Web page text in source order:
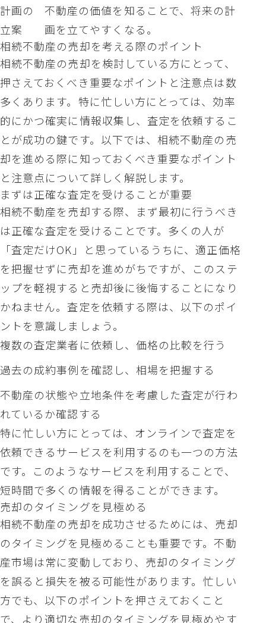
計画の
立案
不動産の価値を知ることで、将来の計
画を立てやすくなる。
相続不動産の売却を考える際のポイント
相続不動産の売却を検討している方にとって、
押さえておくべき重要なポイントと注意点は数
多くあります。特に忙しい方にとっては、効率
的にかつ確実に情報収集し、査定を依頼するこ
とが成功の鍵です。以下では、相続不動産の売
却を進める際に知っておくべき重要なポイント
と注意点について詳しく解説します。
まずは正確な査定を受けることが重要
相続不動産を売却する際、まず最初に行うべき
は正確な査定を受けることです。多くの人が
「査定だけOK」と思っているうちに、適正価格
を把握せずに売却を進めがちですが、このステ
ップを軽視すると売却後に後悔することになり
かねません。査定を依頼する際は、以下のポイ
ントを意識しましょう。
複数の査定業者に依頼し、価格の比較を行う
過去の成約事例を確認し、相場を把握する
不動産の状態や立地条件を考慮した査定が行わ
れているか確認する
特に忙しい方にとっては、オンラインで査定を
依頼できるサービスを利用するのも一つの方法
です。このようなサービスを利用することで、
短時間で多くの情報を得ることができます。
売却のタイミングを見極める
相続不動産の売却を成功させるためには、売却
のタイミングを見極めることも重要です。不動
産市場は常に変動しており、売却のタイミング
を誤ると損失を被る可能性があります。忙しい
方でも、以下のポイントを押さえておくこと
で、より適切な売却のタイミングを見極めやす